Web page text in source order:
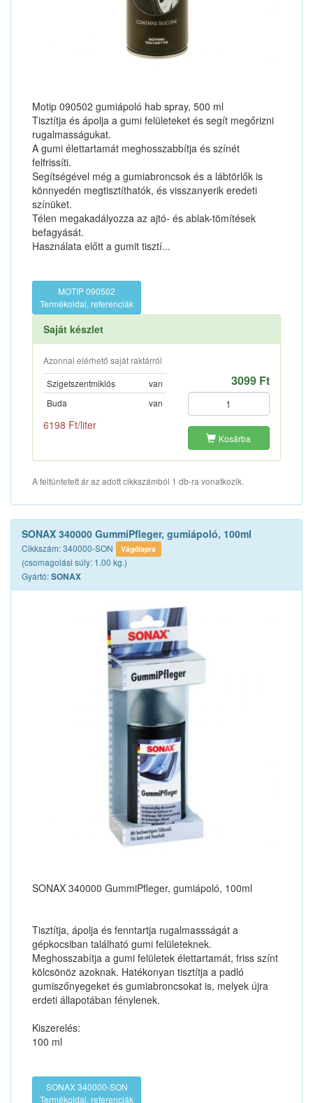
Motip 090502 gumiápoló hab spray, 500 ml
Tisztítja és ápolja a gumi felületeket és segít megőrizni
rugalmasságukat.
A gumi élettartamát meghosszabbítja és színét
felfrissíti.
Segítségével még a gumiabroncsok és a lábtörlők is
könnyedén megtisztíthatók, és visszanyerik eredeti
színüket.
Télen megakadályozza az ajtó- és ablak-tömítések
befagyását.
Használata előtt a gumit tisztí...
MOTIP 090502
Termékoldal, referenciák
Saját készlet
Azonnal elérhető saját raktárról
Szigetszentmiklós
van
Buda
van
6198 Ft/liter
3099 Ft
Kosárba
A feltüntetett ár az adott cikkszámból 1 db-ra vonatkozik.
SONAX 340000 GummiPfleger, gumiápoló, 100ml
Cikkszám: 340000-SON Vágólapra
(csomagolási súly: 1.00 kg.)
Gyártó:SONAX
SONAX 340000 GummiPfleger, gumiápoló, 100ml
Tisztítja, ápolja és fenntartja rugalmassságát a
gépkocsiban található gumi felületeknek.
Meghosszabítja a gumi felületek élettartamát, friss színt
kölcsönöz azoknak. Hatékonyan tisztítja a padló
gumiszőnyegeket és gumiabroncsokat is, melyek újra
erdeti állapotában fénylenek.
Kiszerelés:
100 ml
SONAX 340000-SON
Termékoldal, referenciák